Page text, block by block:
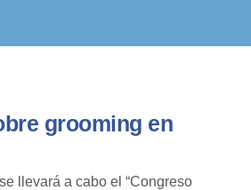
grooming en
llevará a cabo el “Congreso